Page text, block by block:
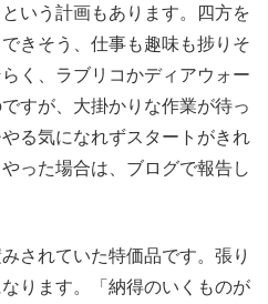
いう計画もあります。四方を
きそう、仕事も趣味も捗りそ
く、ラブリコかディアウォー
すが、大掛かりな作業が待っ
る気になれずスタートがきれ
った場合は、ブログで報告し
されていた特価品です。張り
ります。「納得のいくものが